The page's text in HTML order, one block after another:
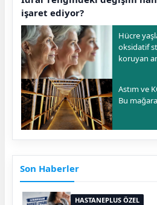
işaret ediyor?
Hücre
oksidatif
koruyan
Astım ve
Bu
Son Haberler
HASTANEPLUS ÖZEL